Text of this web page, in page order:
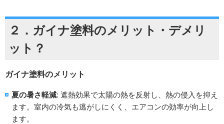
２． ガイナ塗料のメリット・デメリ
ット ？
ガイナ塗料のメリット
夏の暑さ軽減: 遮熱効果で太陽の熱を反射し、熱の侵入を抑え
ます。室内の冷気も逃がしにくく、エアコンの効率が向上し
ます。